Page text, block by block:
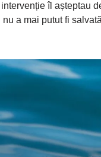
îl așteptau
nu a mai putut fi